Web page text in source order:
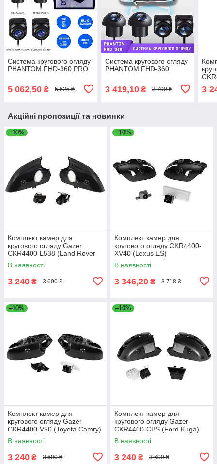
Система кругового огляду
PHANTOM FHD-360 PRO
5 062,50 ₴ 5 625 ₴
Система кругового огляду
PHANTOM FHD-360
3 419,10₴ 3 799 ₴ 3
Акційні пропозиції та новинки
–10%
Комплект камер для
кругового огляду Gazer
CKR4400-L538 (Land Rover
Evoque)
В наявності
3 240 ₴ 3 600 ₴
–10%
Комплект камер для
кругового огляду CKR4400-
XV40 (Lexus ES)
В наявності
3 346,20 ₴ 3 718 ₴
–10%
Комплект камер для
кругового огляду Gazer
CKR4400-V50 (Toyota Camry)
В наявності
3 240 ₴ 3 600 ₴
–10%
Комплект камер для
кругового огляду Gazer
CKR4400-CBS (Ford Kuga)
В наявності
3 240 ₴ 3 600 ₴